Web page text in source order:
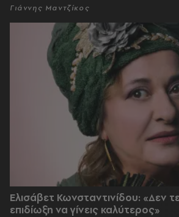
Γιάννης Μαντζίκος
Ελισάβετ Κωνσταντινίδου: «Δεν
επιδίωξη να γίνεις καλύτερος»